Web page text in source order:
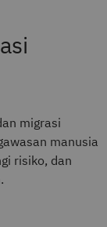
migrasi
manusia
risiko, dan